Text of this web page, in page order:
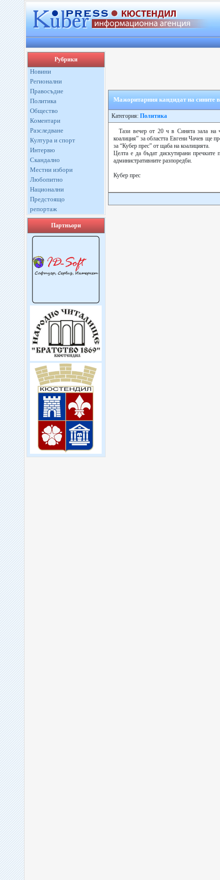
Рубрики
Новини
Регионални
Правосъдие
Политика
Общество
Коментари
Разследване
Култура и спорт
Интервю
Скандално
Местни избори
Любопитно
Национални
Предстоящо
репортаж
Партньори
Мажоритарния кандидат на сините
Категория: Политика
Тази вечер от 20 ч в Синята зала на
коалиция” за областта Евгени Чачев ще
за “Кубер прес” от щаба на коалицията.
Целта е да бъдат дискутирани пречките
административните разпоредби.
Кубер прес